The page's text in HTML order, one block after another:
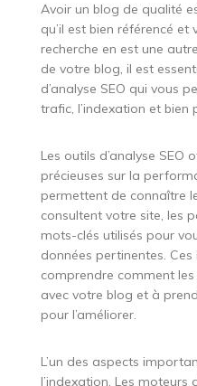
Avoir un blog de qualité
qu’il est bien référencé et
recherche en est une
de votre blog, il est
d’analyse SEO qui vous
trafic, l’indexation et bien
Les outils d’analyse
précieuses sur la
permettent de connaître
consultent votre site, les
mots-clés utilisés pour
données pertinentes.
comprendre comment
avec votre blog et à
pour l’améliorer.
L’un des aspects
l’indexation. Les moteurs